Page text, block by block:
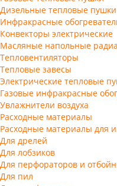
Дизельные тепловые пушки
Инфракрасные
Конвекторы электрические
Масляные напольные
Тепловентиляторы
Тепловые завесы
Электрические тепловые
Газовые инфракрасные
Увлажнители воздуха
Расходные материалы
Расходные материалы для
Для дрелей
Для лобзиков
Для перфораторов и
Для пил